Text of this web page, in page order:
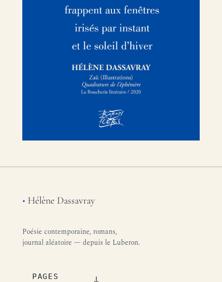
• Hélène Dassavray
Poésie contemporaine, romans,
journal aléatoire — depuis le Luberon.
PAGES